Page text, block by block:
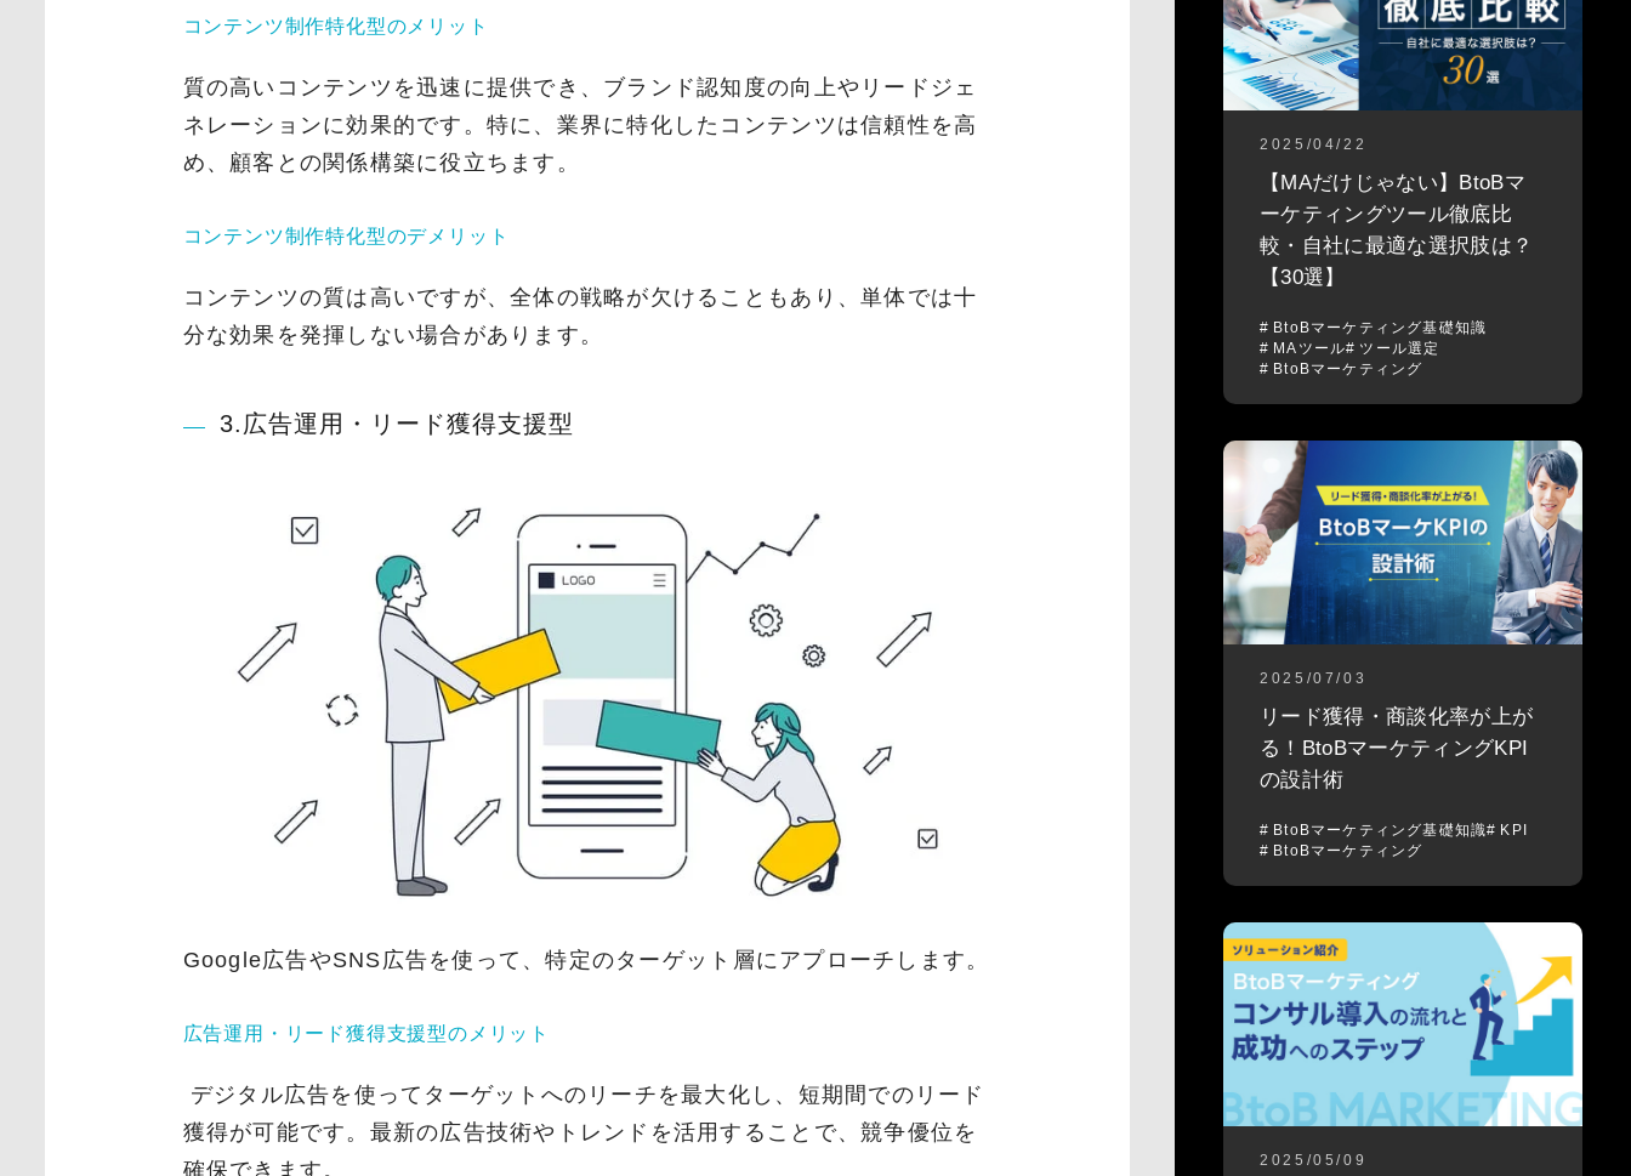
コンテンツ制作特化型のメリット
質の高いコンテンツを迅速に提供でき、ブランド認知度の向上やリードジェ
ネレーションに効果的です。特に、業界に特化したコンテンツは信頼性を高
め、顧客との関係構築に役立ちます。
コンテンツ制作特化型のデメリット
コンテンツの質は高いですが、全体の戦略が欠けることもあり、単体では十
分な効果を発揮しない場合があります。
3.広告運用・リード獲得支援型
Google広告やSNS広告を使って、特定のターゲット層にアプローチします。
広告運用・リード獲得支援型のメリット
デジタル広告を使ってターゲットへのリーチを最大化し、短期間でのリード
獲得が可能です。最新の広告技術やトレンドを活用することで、競争優位を
確保できます。
2025/04/22
【MAだけじゃない】BtoBマ
ーケティングツール徹底比
較・自社に最適な選択肢は？
【30選】
BtoBマーケティング基礎知識
MAツール
ツール選定
BtoBマーケティング
2025/07/03
リード獲得・商談化率が上が
る！BtoBマーケティングKPI
の設計術
BtoBマーケティング基礎知識
KPI
BtoBマーケティング
2025/05/09